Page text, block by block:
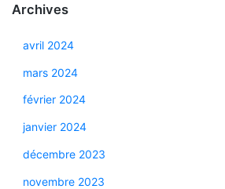
Archives
avril 2024
mars 2024
février 2024
janvier 2024
décembre 2023
novembre 2023